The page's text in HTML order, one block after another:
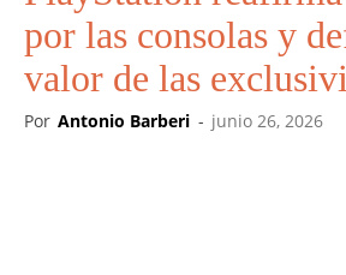
por las consolas y
valor de las
Por Antonio Barberi - junio 26, 2026